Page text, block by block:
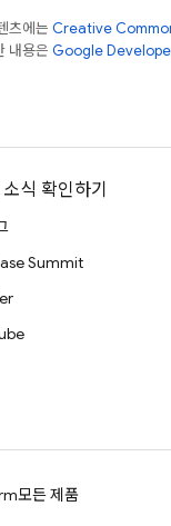
츠에는 Creative
내용은 Google
식 확인하기
Summit
모든 제품